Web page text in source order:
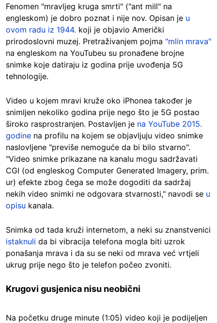
Fenomen "mravljeg kruga smrti" ("ant mill" na
engleskom) je dobro poznat i nije nov. Opisan je u
ovom radu iz 1944. koji je objavio Američki
prirodoslovni muzej. Pretraživanjem pojma "mlin mrava"
na engleskom na YouTubeu su pronađene brojne
snimke koje datiraju iz godina prije uvođenja 5G
tehnologije.
Video u kojem mravi kruže oko iPhonea također je
snimljen nekoliko godina prije nego što je 5G postao
široko rasprostranjen. Postavljen je na YouTube 2015.
godine na profilu na kojem se objavljuju video snimke
naslovljene "previše nemoguće da bi bilo stvarno".
"Video snimke prikazane na kanalu mogu sadržavati
CGI (od engleskog Computer Generated Imagery, prim.
ur) efekte zbog čega se može dogoditi da sadržaj
nekih video snimki ne odgovara stvarnosti," navodi se u
opisu kanala.
Snimka od tada kruži internetom, a neki su znanstvenici
istaknuli da bi vibracija telefona mogla biti uzrok
ponašanja mrava i da su se neki od mrava već vrtjeli
ukrug prije nego što je telefon počeo zvoniti.
Krugovi gusjenica nisu neobični
Na početku druge minute (1:05) video koji je podijeljen